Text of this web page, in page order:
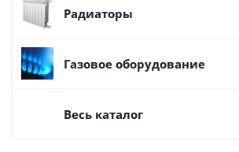
Радиаторы
Газовое оборудование
Весь каталог